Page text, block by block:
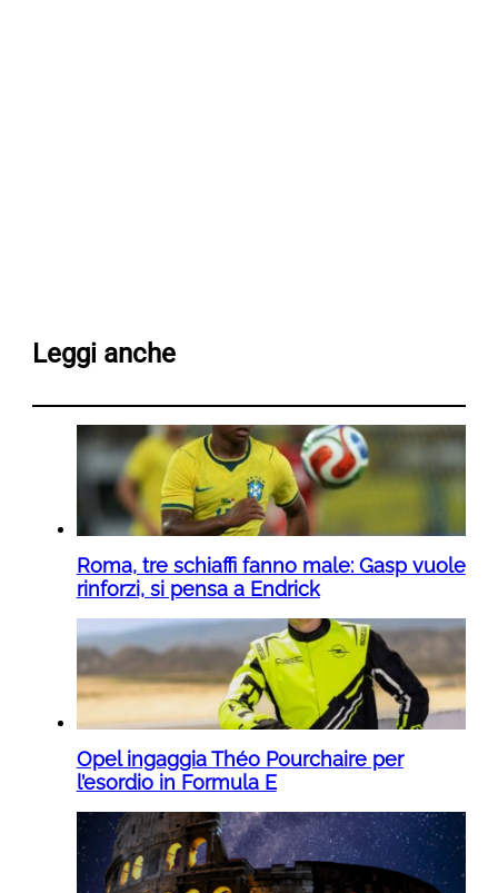
Leggi anche
Roma, tre schiaffi fanno male: Gasp vuole
rinforzi, si pensa a Endrick
Opel ingaggia Théo Pourchaire per
l’esordio in Formula E